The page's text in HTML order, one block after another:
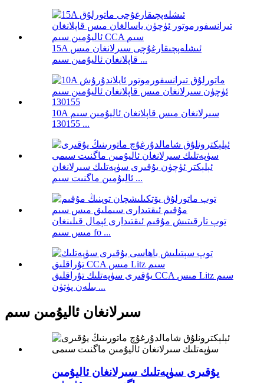
15A ئىشلەپچىقارغۇچى سىرلانغان مىس
قاپلانغان ئاليۇمىن سىم ...
10A سىرلانغان مىس قاپلانغان ئاليۇمىن سىم
130155 ...
ئېلېكتر ئۈچۈن يۇقىرى سۈپەتلىك سىرلانغان
ئاليۇمىن ماگنىت سىم ...
توپ تارقىتىش مۇقىم ئىقتىدارى ئېمال قىلىنغان
مىس سىم fo ...
يۇقىرى سۈپەتلىك تۇراقلىق CCA مىس Litz سىم
بىلەن پۈتۈن ...
سىرلانغان ئاليۇمىن سىم
يۇقىرى سۈپەتلىك سىرلانغان ئاليۇمىن